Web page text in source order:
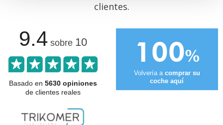
clientes.
9.4sobre 10
Basado en 5630 opiniones
de clientes reales
100%
Volvería a comprar su
coche aquí